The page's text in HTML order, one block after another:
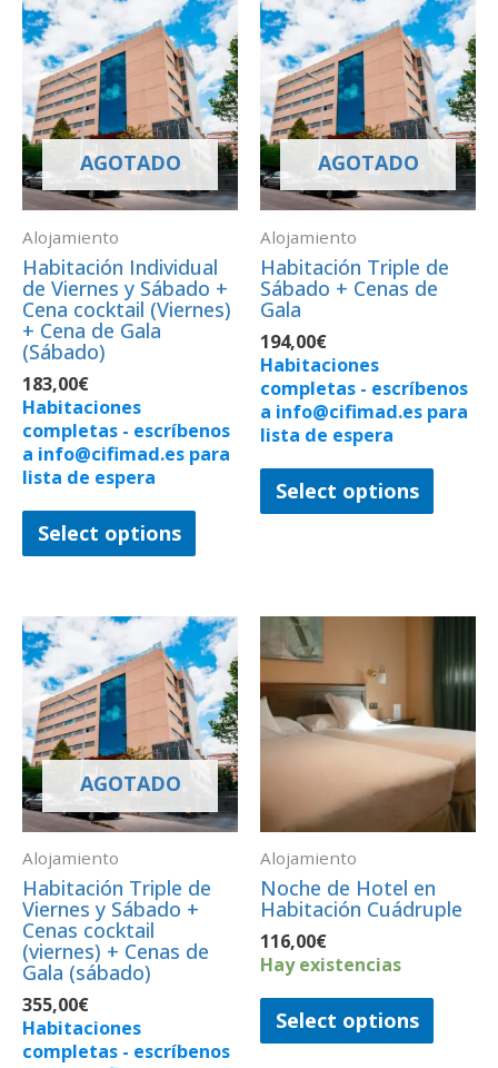
AGOTADO
Alojamiento
Habitación Individual
de Viernes y Sábado +
Cena cocktail (Viernes)
+ Cena de Gala
(Sábado)
183,00€
Habitaciones
completas - escríbenos
a info@cifimad.es para
lista de espera
Select options
AGOTADO
Alojamiento
Habitación Triple de
Sábado + Cenas de
Gala
194,00€
Habitaciones
completas - escríbenos
a info@cifimad.es para
lista de espera
Select options
AGOTADO
Alojamiento
Habitación Triple de
Viernes y Sábado +
Cenas cocktail
(viernes) + Cenas de
Gala (sábado)
355,00€
Habitaciones
completas - escríbenos
Alojamiento
Noche de Hotel en
Habitación Cuádruple
116,00€
Hay existencias
Select options